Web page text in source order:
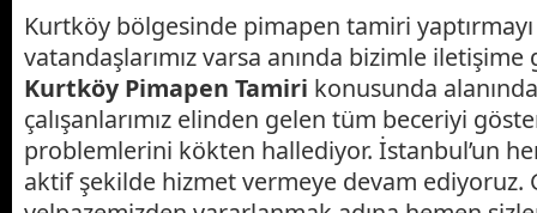
Kurtköy bölgesinde pimapen tamiri
vatandaşlarımız varsa anında bizimle iletişime
Kurtköy Pimapen Tamiri konusunda
çalışanlarımız elinden gelen tüm beceriyi
problemlerini kökten hallediyor. İstanbul’un
aktif şekilde hizmet vermeye devam ediyoruz.